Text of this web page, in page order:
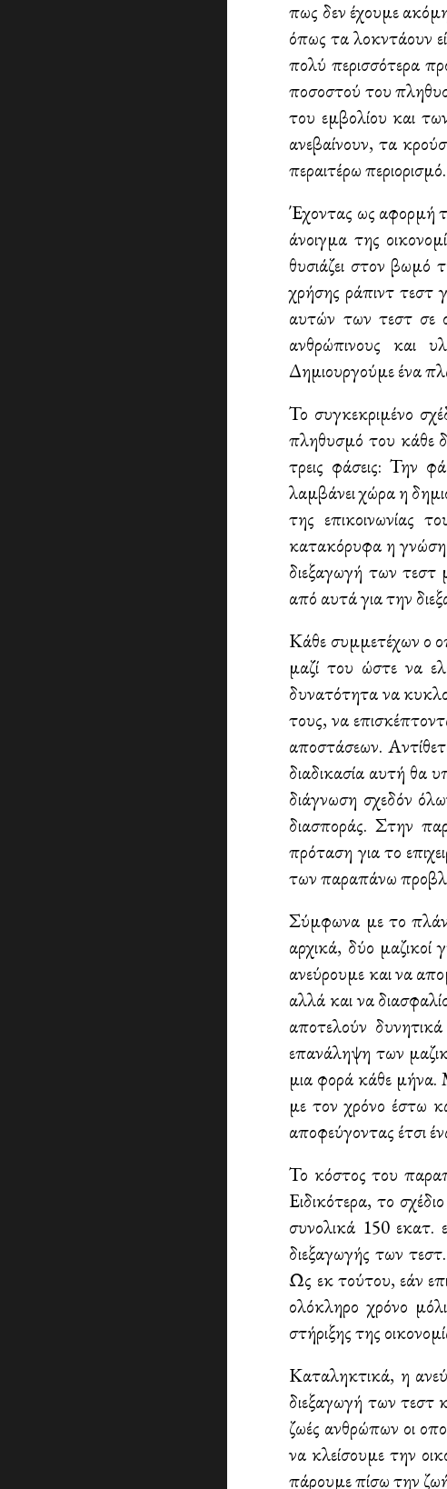
πως δεν έχουμε
όπως τα λοκντάουν
πολύ περισσότερα
ποσοστού του
του εμβολίου και
ανεβαίνουν, τα
περαιτέρω περιορισμό.
Έχοντας ως αφορμή
άνοιγμα της
θυσιάζει στον βωμό
χρήσης ράπιντ τεστ
αυτών των τεστ σε
ανθρώπινους και
Δημιουργούμε ένα
Το συγκεκριμένο
πληθυσμό του κάθε
τρεις φάσεις: Την
λαμβάνει χώρα η
της επικοινωνίας
κατακόρυφα η γνώση
διεξαγωγή των τεστ
από αυτά για την
Κάθε συμμετέχων ο
μαζί του ώστε να
δυνατότητα να
τους, να
αποστάσεων.
διαδικασία αυτή θα
διάγνωση σχεδόν
διασποράς. Στην
πρόταση για το
των παραπάνω
Σύμφωνα με το
αρχικά, δύο
ανεύρουμε και να
αλλά και να
αποτελούν
επανάληψη των
μια φορά κάθε μήνα.
με τον χρόνο έστω
αποφεύγοντας έτσι
Το κόστος του
Ειδικότερα, το
συνολικά 150 εκατ.
διεξαγωγής των
Ως εκ τούτου, εάν
ολόκληρο χρόνο
στήριξης της
Καταληκτικά, η
διεξαγωγή των τεστ
ζωές ανθρώπων οι
να κλείσουμε την
πάρουμε πίσω την